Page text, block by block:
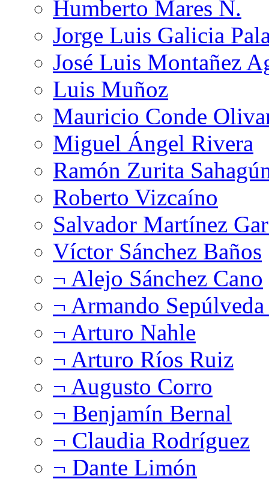
Humberto Mares N.
Jorge Luis Galicia
José Luis Montañez
Luis Muñoz
Mauricio Conde
Miguel Ángel Rivera
Ramón Zurita
Roberto Vizcaíno
Salvador Martínez
Víctor Sánchez Baños
¬ Alejo Sánchez Cano
¬ Armando
¬ Arturo Nahle
¬ Arturo Ríos Ruiz
¬ Augusto Corro
¬ Benjamín Bernal
¬ Claudia Rodríguez
¬ Dante Limón